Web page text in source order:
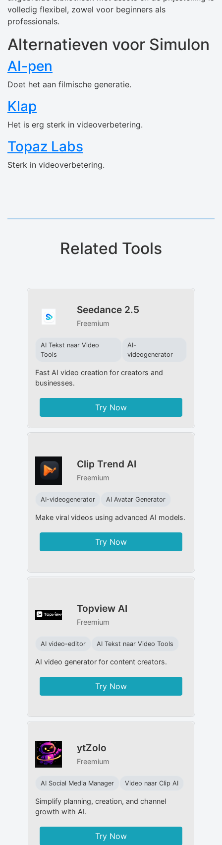
volledig flexibel, zowel voor beginners als
professionals.
Alternatieven voor Simulon
AI-pen
Doet het aan filmische generatie.
Klap
Het is erg sterk in videoverbetering.
Topaz Labs
Sterk in videoverbetering.
Related Tools
Seedance 2.5
Freemium
AI Tekst naar Video
Tools
AI-
videogenerator
Fast AI video creation for creators and
businesses.
Try Now
Clip Trend AI
Freemium
AI-videogenerator AI Avatar Generator
Make viral videos using advanced AI models.
Try Now
Topview AI
Freemium
AI video-editor AI Tekst naar Video Tools
AI video generator for content creators.
Try Now
ytZolo
Freemium
AI Social Media Manager Video naar Clip AI
Simplify planning, creation, and channel
growth with AI.
Try Now